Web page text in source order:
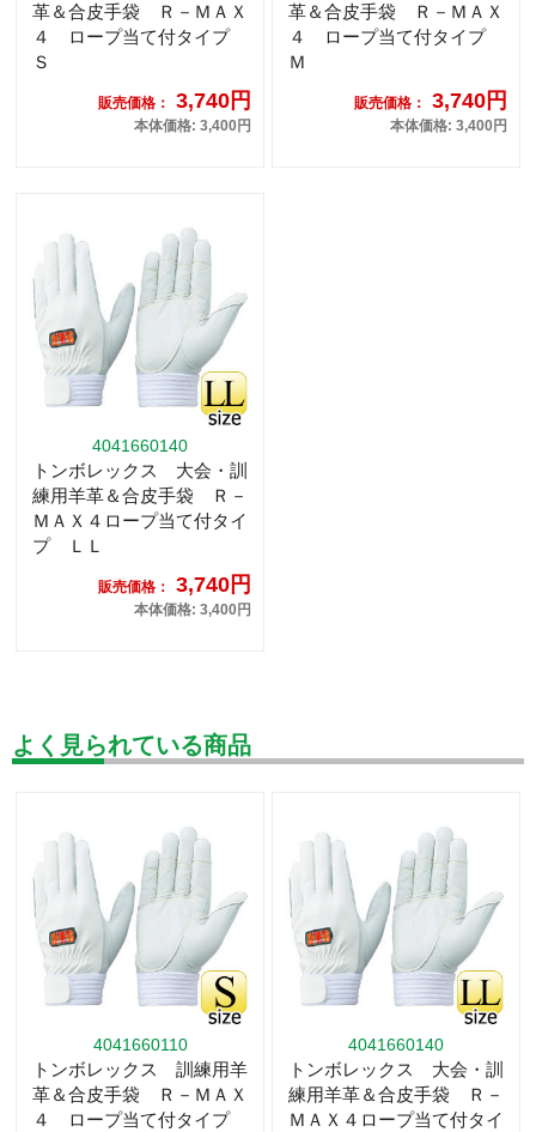
革＆合皮手袋 Ｒ－ＭＡＸ
４ ロープ当て付タイプ
Ｓ
販売価格： 3,740円
本体価格: 3,400円
革＆合皮手袋 Ｒ－ＭＡＸ
４ ロープ当て付タイプ
Ｍ
販売価格： 3,740円
本体価格: 3,400円
4041660140
トンボレックス 大会・訓
練用羊革＆合皮手袋 Ｒ－
ＭＡＸ４ロープ当て付タイ
プ ＬＬ
販売価格： 3,740円
本体価格: 3,400円
よく見られている商品
4041660110
トンボレックス 訓練用羊
革＆合皮手袋 Ｒ－ＭＡＸ
４ ロープ当て付タイプ
4041660140
トンボレックス 大会・訓
練用羊革＆合皮手袋 Ｒ－
ＭＡＸ４ロープ当て付タイ